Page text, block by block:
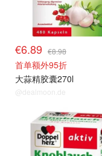
€6.89 €8.98
首单额外95折
大蒜精胶囊270l
@dealmoon.de
单品小组